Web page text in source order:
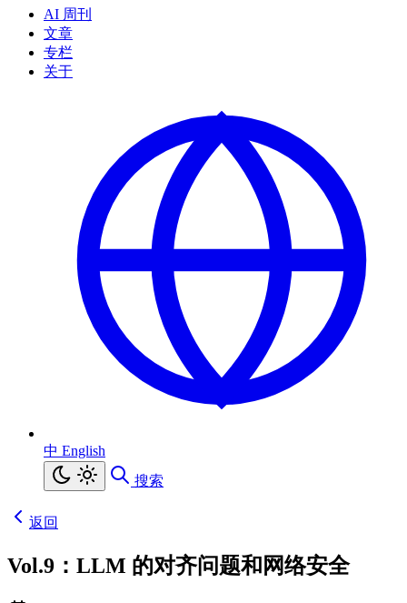
AI 周刊
文章
专栏
关于
中 English
搜索
返回
Vol.9：LLM 的对齐问题和网络安全